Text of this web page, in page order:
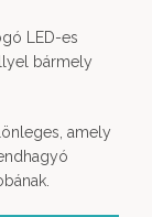
LED-es
bármely
amely